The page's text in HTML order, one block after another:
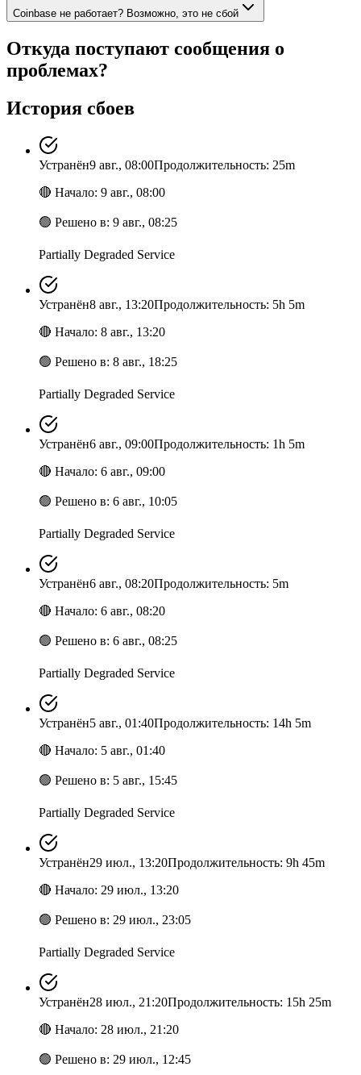
Coinbase не работает? Возможно, это не сбой
Откуда поступают сообщения о
проблемах?
История сбоев
Устранён9 авг., 08:00Продолжительность: 25m
🔴 Начало: 9 авг., 08:00
🟢 Решено в: 9 авг., 08:25
Partially Degraded Service
Устранён8 авг., 13:20Продолжительность: 5h 5m
🔴 Начало: 8 авг., 13:20
🟢 Решено в: 8 авг., 18:25
Partially Degraded Service
Устранён6 авг., 09:00Продолжительность: 1h 5m
🔴 Начало: 6 авг., 09:00
🟢 Решено в: 6 авг., 10:05
Partially Degraded Service
Устранён6 авг., 08:20Продолжительность: 5m
🔴 Начало: 6 авг., 08:20
🟢 Решено в: 6 авг., 08:25
Partially Degraded Service
Устранён5 авг., 01:40Продолжительность: 14h 5m
🔴 Начало: 5 авг., 01:40
🟢 Решено в: 5 авг., 15:45
Partially Degraded Service
Устранён29 июл., 13:20Продолжительность: 9h 45m
🔴 Начало: 29 июл., 13:20
🟢 Решено в: 29 июл., 23:05
Partially Degraded Service
Устранён28 июл., 21:20Продолжительность: 15h 25m
🔴 Начало: 28 июл., 21:20
🟢 Решено в: 29 июл., 12:45